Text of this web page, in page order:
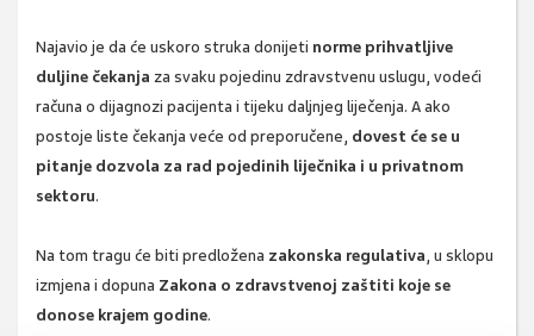
Najavio je da će uskoro struka donijeti norme prihvatljive
duljine čekanja za svaku pojedinu zdravstvenu uslugu, vodeći
računa o dijagnozi pacijenta i tijeku daljnjeg liječenja. A ako
postoje liste čekanja veće od preporučene, dovest će se u
pitanje dozvola za rad pojedinih liječnika i u privatnom
sektoru.
Na tom tragu će biti predložena zakonska regulativa, u sklopu
izmjena i dopuna Zakona o zdravstvenoj zaštiti koje se
donose krajem godine.